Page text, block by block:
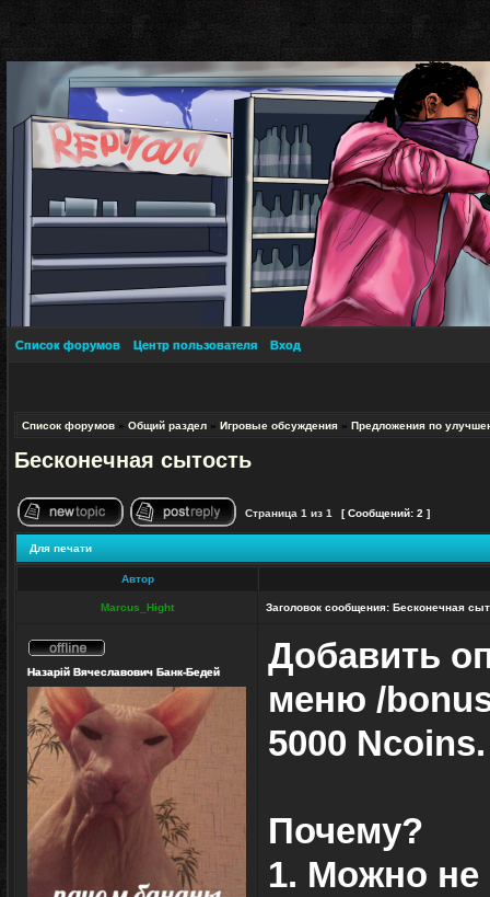
Список форумов Центр пользователя Вход
Список форумов » Общий раздел » Игровые обсуждения » Предложения по
Бесконечная сытость
Начать новую тему Ответить на тему
Страница 1 из 1 [ Сообщений: 2 ]
Для печати
Автор
Marcus_Hight Заголовок сообщения: Бесконечная
в
сети
Назарій Вячеславович Банк-Бедей
Добавить
меню /
5000 Ncoins.
Почему?
1. Можно не